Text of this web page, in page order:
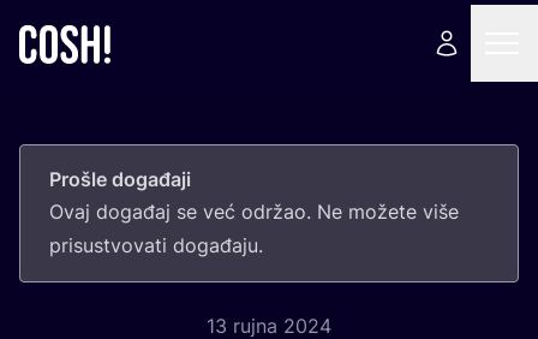
Prošle događaji
Ovaj doga­đaj se već odr­žao. Ne može­te više
pri­sus­tvo­va­ti događaju.
13 rujna 2024